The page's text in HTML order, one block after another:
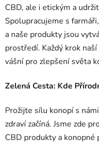
CBD, ale i etickým a
Spolupracujeme s
a naše produkty jsou
prostředí. Každý krok
vášní pro zlepšení světa
Zelená Cesta: Kde
Prožijte sílu konopí s
zdraví začíná. Jsme zde
CBD produkty a konopné